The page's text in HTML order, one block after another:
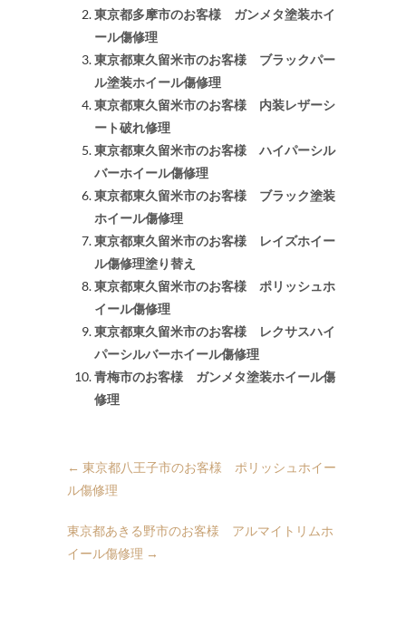
東京都多摩市のお客様 ガンメタ塗装ホイ
ール傷修理
東京都東久留米市のお客様 ブラックパー
ル塗装ホイール傷修理
東京都東久留米市のお客様 内装レザーシ
ート破れ修理
東京都東久留米市のお客様 ハイパーシル
バーホイール傷修理
東京都東久留米市のお客様 ブラック塗装
ホイール傷修理
東京都東久留米市のお客様 レイズホイー
ル傷修理塗り替え
東京都東久留米市のお客様 ポリッシュホ
イール傷修理
東京都東久留米市のお客様 レクサスハイ
パーシルバーホイール傷修理
青梅市のお客様 ガンメタ塗装ホイール傷
修理
← 東京都八王子市のお客様 ポリッシュホイー
ル傷修理
東京都あきる野市のお客様 アルマイトリムホ
イール傷修理 →